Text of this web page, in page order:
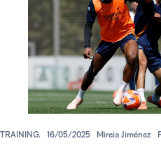
TRAINING. 16/05/2025 Mireia Jiménez